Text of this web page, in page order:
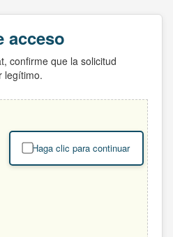
acceso
confirme que la solicitud
legítimo.
Haga clic para continuar